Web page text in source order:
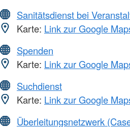
Sanitätsdienst bei
Karte: Link zur Google
Spenden
Karte: Link zur Google
Suchdienst
Karte: Link zur Google
Überleitungsnetzwerk